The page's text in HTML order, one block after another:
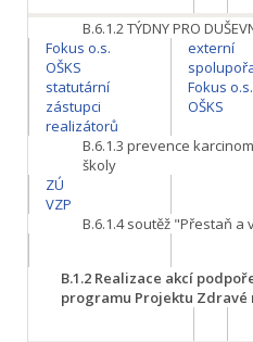
B.6.1.2TÝDNY PRO
Fokus o.s.
OŠKS
statutární
zástupci
realizátorů
externí
Fokus o.s.
OŠKS
B.6.1.3 prevence
školy
ZÚ
VZP
B.6.1.4soutěž "Přestaň a
B.1.2 Realizace akcí
programu Projektu Zdravé